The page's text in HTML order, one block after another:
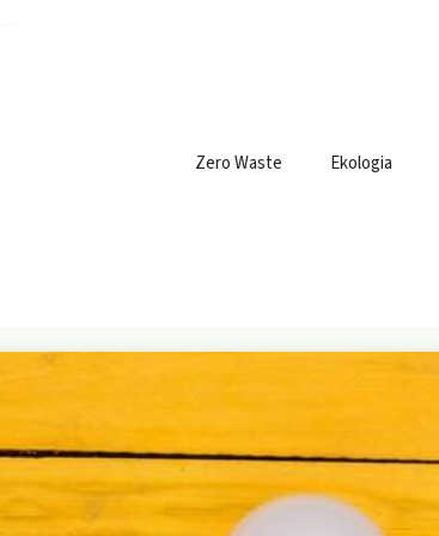
Zero Waste Ekologia